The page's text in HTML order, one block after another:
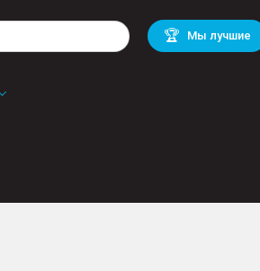
🏆 Мы лучшие
Mitsubishi BMW
Mercedes Benz Volvo